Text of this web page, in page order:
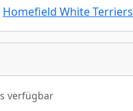
Homefield White Terriers
verfügbar